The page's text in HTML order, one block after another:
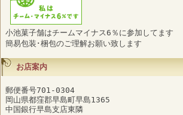
小池菓子舗はチームマイナス6％に参加してます
簡易包装･梱包のご理解お願い致します
お店案内
郵便番号701-0304
岡山県都窪郡早島町早島1365
中国銀行早島支店東隣